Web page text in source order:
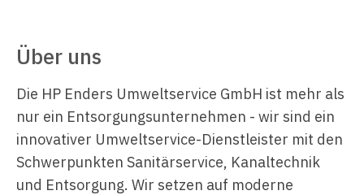
Über uns
Die HP Enders Umweltservice GmbH ist mehr als
nur ein Entsorgungsunternehmen - wir sind ein
innovativer Umweltservice-Dienstleister mit den
Schwerpunkten Sanitärservice, Kanaltechnik
und Entsorgung. Wir setzen auf moderne